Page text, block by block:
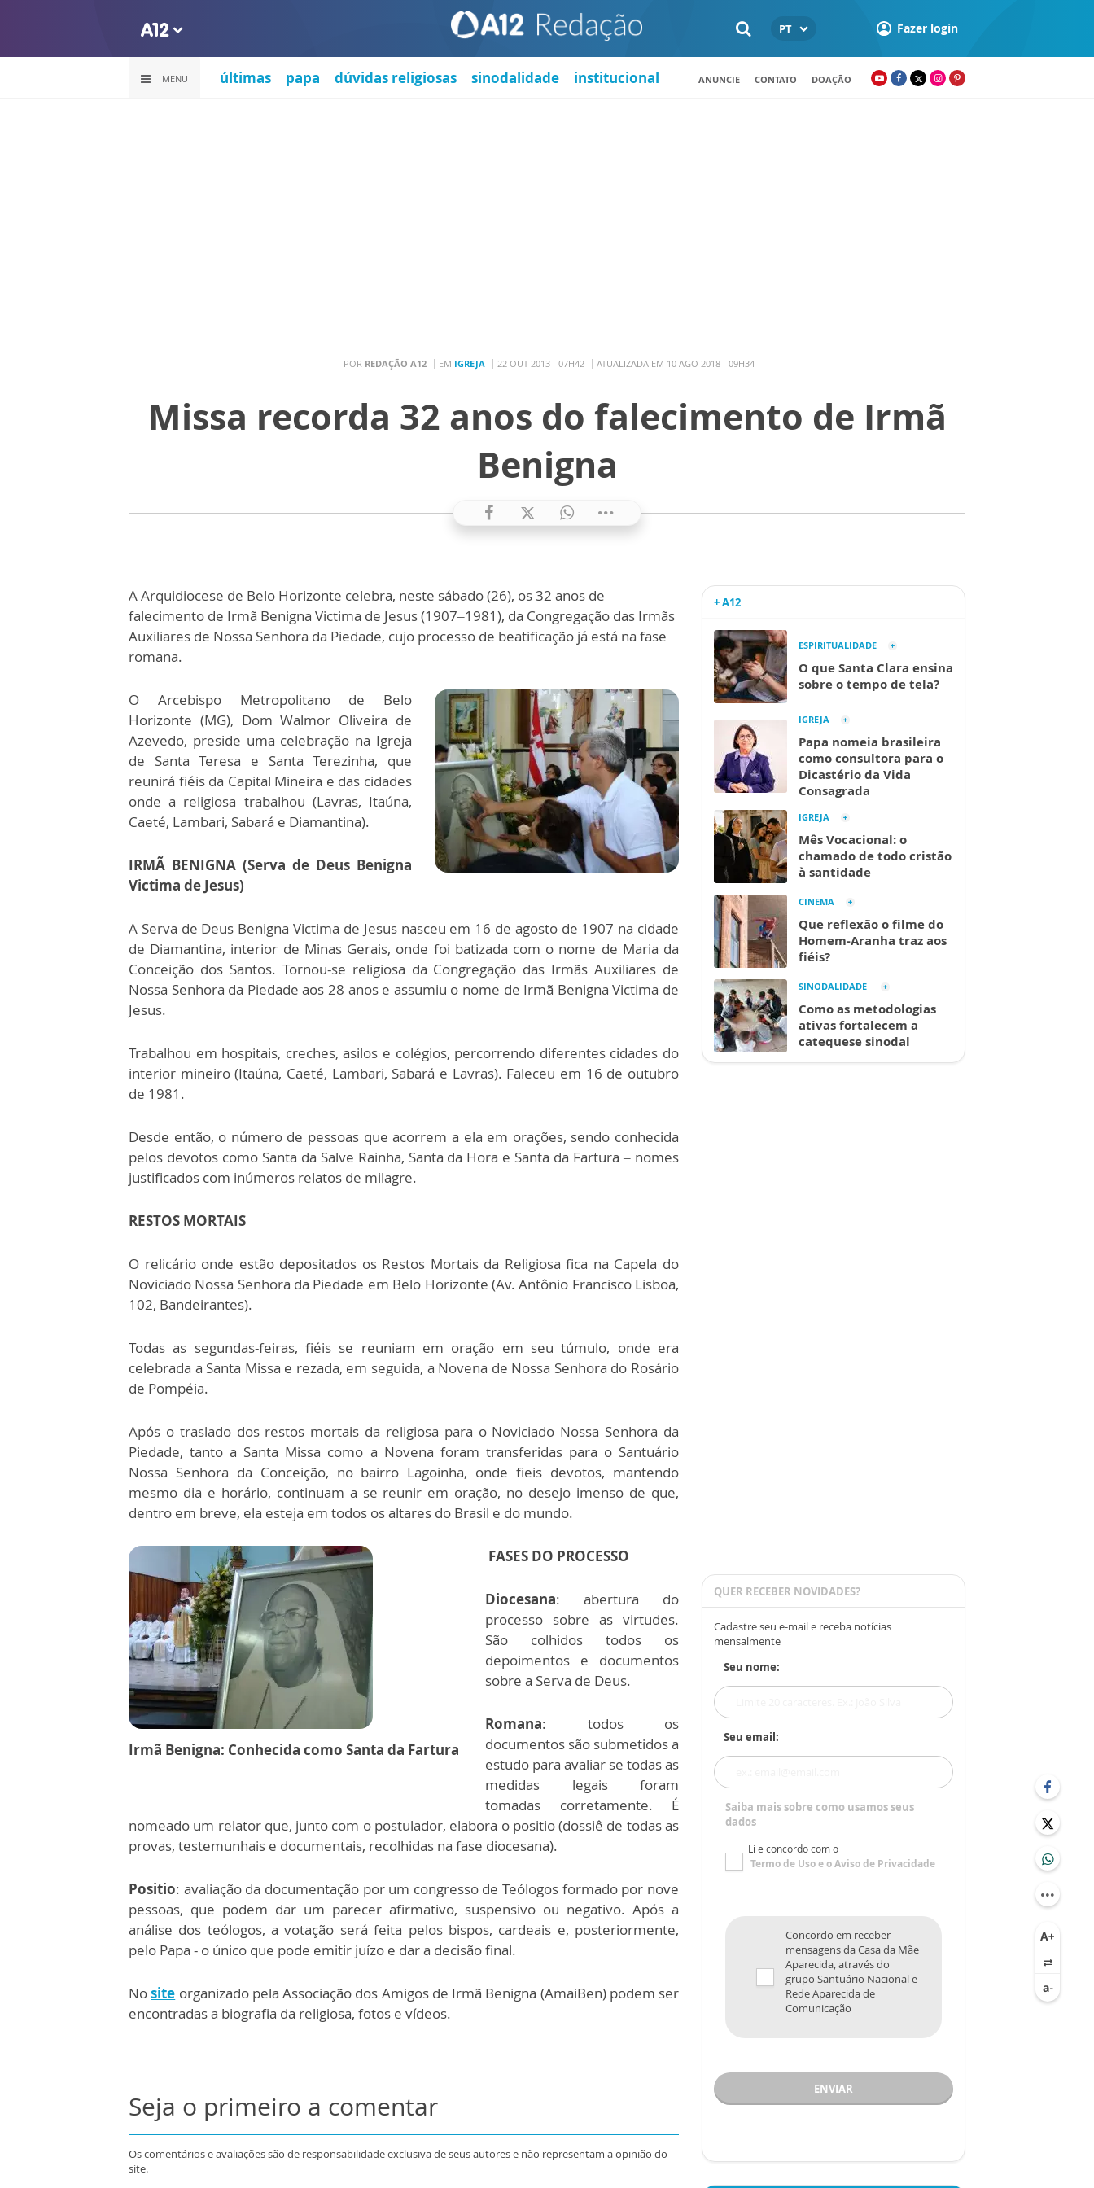
PT Fazer login
MENU últimas papa dúvidas religiosas sinodalidade institucional ANUNCIE CONTATO DOAÇÃO
POR REDAÇÃO A12 EM IGREJA 22 OUT 2013 - 07H42 ATUALIZADA EM 10 AGO 2018 - 09H34
Missa recorda 32 anos do falecimento de Irmã
Benigna
A Arquidiocese de Belo Horizonte celebra, neste sábado (26), os 32 anos de
falecimento de Irmã Benigna Victima de Jesus (1907–1981), da Congregação das Irmãs
Auxiliares de Nossa Senhora da Piedade, cujo processo de beatificação já está na fase
romana.
O Arcebispo Metropolitano de Belo
Horizonte (MG), Dom Walmor Oliveira de
Azevedo, preside uma celebração na Igreja
de Santa Teresa e Santa Terezinha, que
reunirá fiéis da Capital Mineira e das cidades
onde a religiosa trabalhou (Lavras, Itaúna,
Caeté, Lambari, Sabará e Diamantina).
IRMÃ BENIGNA (Serva de Deus Benigna
Victima de Jesus)
A Serva de Deus Benigna Victima de Jesus nasceu em 16 de agosto de 1907 na cidade
de Diamantina, interior de Minas Gerais, onde foi batizada com o nome de Maria da
Conceição dos Santos. Tornou-se religiosa da Congregação das Irmãs Auxiliares de
Nossa Senhora da Piedade aos 28 anos e assumiu o nome de Irmã Benigna Victima de
Jesus.
Trabalhou em hospitais, creches, asilos e colégios, percorrendo diferentes cidades do
interior mineiro (Itaúna, Caeté, Lambari, Sabará e Lavras). Faleceu em 16 de outubro
de 1981.
Desde então, o número de pessoas que acorrem a ela em orações, sendo conhecida
pelos devotos como Santa da Salve Rainha, Santa da Hora e Santa da Fartura – nomes
justificados com inúmeros relatos de milagre.
RESTOS MORTAIS
O relicário onde estão depositados os Restos Mortais da Religiosa fica na Capela do
Noviciado Nossa Senhora da Piedade em Belo Horizonte (Av. Antônio Francisco Lisboa,
102, Bandeirantes).
Todas as segundas-feiras, fiéis se reuniam em oração em seu túmulo, onde era
celebrada a Santa Missa e rezada, em seguida, a Novena de Nossa Senhora do Rosário
de Pompéia.
Após o traslado dos restos mortais da religiosa para o Noviciado Nossa Senhora da
Piedade, tanto a Santa Missa como a Novena foram transferidas para o Santuário
Nossa Senhora da Conceição, no bairro Lagoinha, onde fieis devotos, mantendo
mesmo dia e horário, continuam a se reunir em oração, no desejo imenso de que,
dentro em breve, ela esteja em todos os altares do Brasil e do mundo.
Irmã Benigna: Conhecida como Santa da Fartura
FASES DO PROCESSO
Diocesana: abertura do
processo sobre as virtudes.
São colhidos todos os
depoimentos e documentos
sobre a Serva de Deus.
Romana: todos os
documentos são submetidos a
estudo para avaliar se todas as
medidas legais foram
tomadas corretamente. É
nomeado um relator que, junto com o postulador, elabora o positio (dossiê de todas as
provas, testemunhais e documentais, recolhidas na fase diocesana).
Positio: avaliação da documentação por um congresso de Teólogos formado por nove
pessoas, que podem dar um parecer afirmativo, suspensivo ou negativo. Após a
análise dos teólogos, a votação será feita pelos bispos, cardeais e, posteriormente,
pelo Papa - o único que pode emitir juízo e dar a decisão final.
Nosite organizado pela Associação dos Amigos de Irmã Benigna (AmaiBen) podem ser
encontradas a biografia da religiosa, fotos e vídeos.
Seja o primeiro a comentar
Os comentários e avaliações são de responsabilidade exclusiva de seus autores e não representam a opinião do
site.
+ A12
ESPIRITUALIDADE
O que Santa Clara ensina
sobre o tempo de tela?
IGREJA
Papa nomeia brasileira
como consultora para o
Dicastério da Vida
Consagrada
IGREJA
Mês Vocacional: o
chamado de todo cristão
à santidade
CINEMA
Que reflexão o filme do
Homem-Aranha traz aos
fiéis?
SINODALIDADE
Como as metodologias
ativas fortalecem a
catequese sinodal
QUER RECEBER NOVIDADES?
Cadastre seu e-mail e receba notícias
mensalmente
Seu nome:
Seu email:
Saiba mais sobre como usamos seus
dados
Li e concordo com o
Termo de Usoe oAviso de Privacidade
Concordo em receber
mensagens da Casa da Mãe
Aparecida, através do
grupo Santuário Nacional e
Rede Aparecida de
Comunicação
ENVIAR